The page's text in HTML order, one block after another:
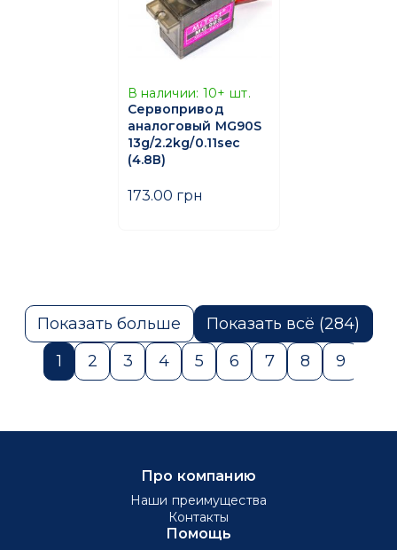
В наличии: 10+ шт.
Сервопривод
аналоговый MG90S
13g/2.2kg/0.11sec
(4.8В)
173.00 грн
Показать больше
1
2 3 4 5 6 7 8 9
Показать всё (284)
Про компанию
Наши преимущества
Контакты
Помощь